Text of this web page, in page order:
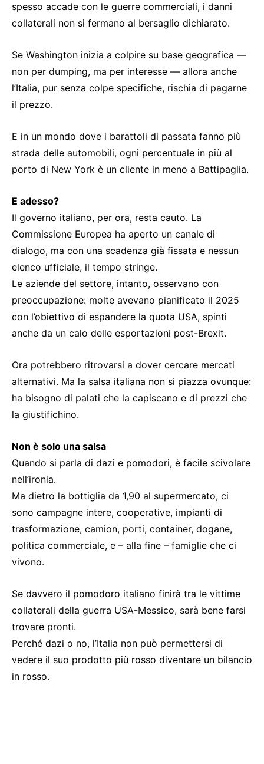
spesso accade con le guerre commerciali, i danni
collaterali non si fermano al bersaglio dichiarato.
Se Washington inizia a colpire su base geografica —
non per dumping, ma per interesse — allora anche
l’Italia, pur senza colpe specifiche, rischia di pagarne
il prezzo.
E in un mondo dove i barattoli di passata fanno più
strada delle automobili, ogni percentuale in più al
porto di New York è un cliente in meno a Battipaglia.
E adesso?
Il governo italiano, per ora, resta cauto. La
Commissione Europea ha aperto un canale di
dialogo, ma con una scadenza già fissata e nessun
elenco ufficiale, il tempo stringe.
Le aziende del settore, intanto, osservano con
preoccupazione: molte avevano pianificato il 2025
con l’obiettivo di espandere la quota USA, spinti
anche da un calo delle esportazioni post-Brexit.
Ora potrebbero ritrovarsi a dover cercare mercati
alternativi. Ma la salsa italiana non si piazza ovunque:
ha bisogno di palati che la capiscano e di prezzi che
la giustifichino.
Non è solo una salsa
Quando si parla di dazi e pomodori, è facile scivolare
nell’ironia.
Ma dietro la bottiglia da 1,90 al supermercato, ci
sono campagne intere, cooperative, impianti di
trasformazione, camion, porti, container, dogane,
politica commerciale, e – alla fine – famiglie che ci
vivono.
Se davvero il pomodoro italiano finirà tra le vittime
collaterali della guerra USA-Messico, sarà bene farsi
trovare pronti.
Perché dazi o no, l’Italia non può permettersi di
vedere il suo prodotto più rosso diventare un bilancio
in rosso.